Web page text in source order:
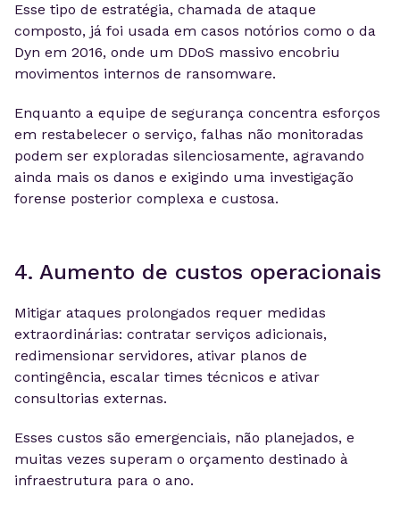
Esse tipo de estratégia, chamada de ataque
composto, já foi usada em casos notórios como o da
Dyn em 2016, onde um DDoS massivo encobriu
movimentos internos de ransomware.
Enquanto a equipe de segurança concentra esforços
em restabelecer o serviço, falhas não monitoradas
podem ser exploradas silenciosamente, agravando
ainda mais os danos e exigindo uma investigação
forense posterior complexa e custosa.
4. Aumento de custos operacionais
Mitigar ataques prolongados requer medidas
extraordinárias: contratar serviços adicionais,
redimensionar servidores, ativar planos de
contingência, escalar times técnicos e ativar
consultorias externas.
Esses custos são emergenciais, não planejados, e
muitas vezes superam o orçamento destinado à
infraestrutura para o ano.